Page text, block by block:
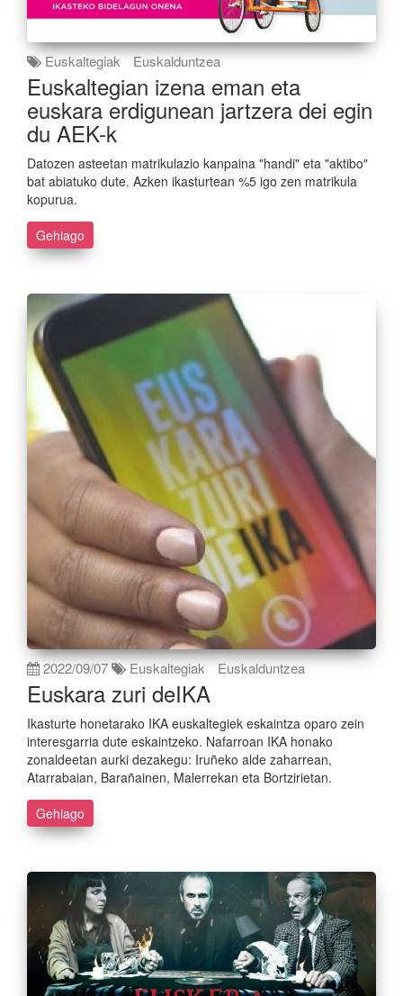
Euskaltegiak Euskalduntzea
Euskaltegian izena eman eta
euskara erdigunean jartzera dei egin
du AEK-k
Datozen asteetan matrikulazio kanpaina "handi" eta "aktibo"
bat abiatuko dute. Azken ikasturtean %5 igo zen matrikula
kopurua.
Gehiago
2022/09/07 Euskaltegiak Euskalduntzea
Euskara zuri deIKA
Ikasturte honetarako IKA euskaltegiek eskaintza oparo zein
interesgarria dute eskaintzeko. Nafarroan IKA honako
zonaldeetan aurki dezakegu: Iruñeko alde zaharrean,
Atarrabaian, Barañainen, Malerrekan eta Bortzirietan.
Gehiago